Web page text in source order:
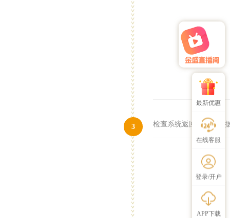
最新优惠
在线客服
登录/开户
APP下载
3 检查系统返回的开户数